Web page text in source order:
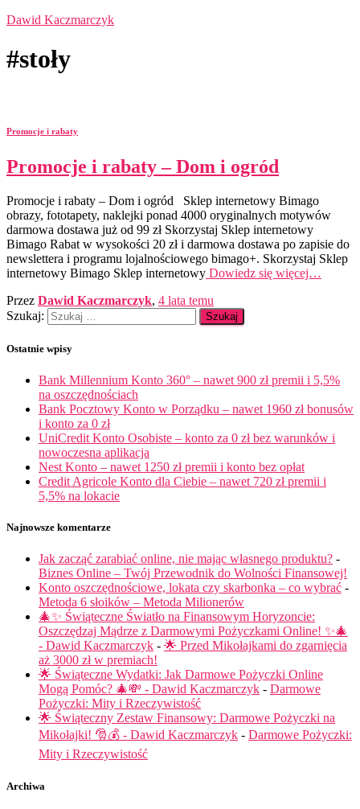
Dawid Kaczmarczyk
#stoły
Promocje i rabaty
Promocje i rabaty – Dom i ogród
Promocje i rabaty – Dom i ogród Sklep internetowy Bimago
obrazy, fototapety, naklejki ponad 4000 oryginalnych motywów
darmowa dostawa już od 99 zł Skorzystaj Sklep internetowy
Bimago Rabat w wysokości 20 zł i darmowa dostawa po zapisie do
newslettera i programu lojalnościowego bimago+. Skorzystaj Sklep
internetowy Bimago Sklep internetowy Dowiedz się więcej…
Przez Dawid Kaczmarczyk, 4 lata temu
Szukaj:
Ostatnie wpisy
Bank Millennium Konto 360° – nawet 900 zł premii i 5,5%
na oszczędnościach
Bank Pocztowy Konto w Porządku – nawet 1960 zł bonusów
i konto za 0 zł
UniCredit Konto Osobiste – konto za 0 zł bez warunków i
nowoczesna aplikacja
Nest Konto – nawet 1250 zł premii i konto bez opłat
Credit Agricole Konto dla Ciebie – nawet 720 zł premii i
5,5% na lokacie
Najnowsze komentarze
Jak zacząć zarabiać online, nie mając własnego produktu? -
Biznes Online – Twój Przewodnik do Wolności Finansowej!
Konto oszczędnościowe, lokata czy skarbonka – co wybrać -
Metoda 6 słoików – Metoda Milionerów
🎄✨ Świąteczne Światło na Finansowym Horyzoncie:
Oszczędzaj Mądrze z Darmowymi Pożyczkami Online! ✨🎄
- Dawid Kaczmarczyk - 🌟 Przed Mikołajkami do zgarnięcia
aż 3000 zł w premiach!
🌟 Świąteczne Wydatki: Jak Darmowe Pożyczki Online
Mogą Pomóc? 🎄💸 - Dawid Kaczmarczyk - Darmowe
Pożyczki: Mity i Rzeczywistość
🌟 Świąteczny Zestaw Finansowy: Darmowe Pożyczki na
Mikołajki! 🎅💰 - Dawid Kaczmarczyk - Darmowe Pożyczki:
Mity i Rzeczywistość
Archiwa